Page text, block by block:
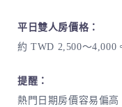
平日雙人房價格：
約 TWD 2,500～4,000。
提醒：
熱門日期房價容易偏